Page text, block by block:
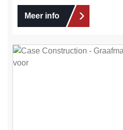
Meer info